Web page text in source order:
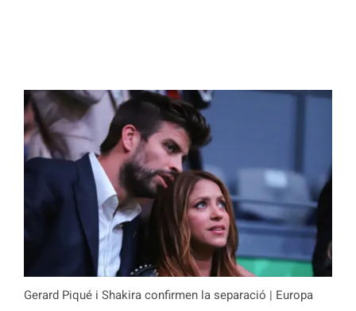
Gerard Piqué i Shakira confirmen la separació | Europa